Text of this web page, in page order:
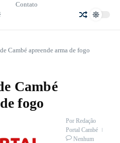
Contato
Cambé apreende arma de fogo
Cambé
fogo
Por Redação
Portal Cambé
Nenhum